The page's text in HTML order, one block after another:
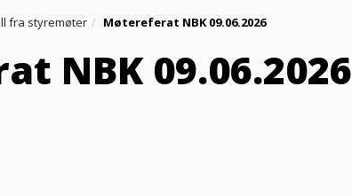
fra styremøter Møtereferat NBK 09.06.2026
NBK 09.06.2026